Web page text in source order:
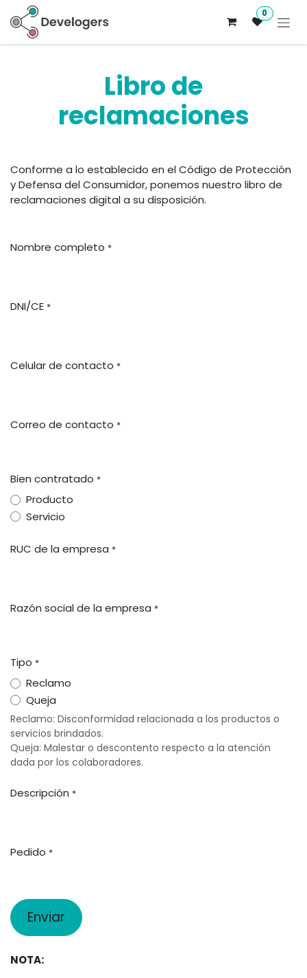
Ir al contenido 0
Libro de
reclamaciones
Conforme a lo establecido en el Código de Protección
y Defensa del Consumidor, ponemos nuestro libro de
reclamaciones digital a su disposición.
Nombre completo *
DNI/CE *
Celular de contacto *
Correo de contacto *
Bien contratado *
Producto
Servicio
RUC de la empresa *
Razón social de la empresa *
Tipo *
Reclamo
Queja
Reclamo: Disconformidad relacionada a los productos o
servicios brindados.
Queja: Malestar o descontento respecto a la atención
dada por los colaboradores.
Descripción *
Pedido *
Enviar
NOTA: